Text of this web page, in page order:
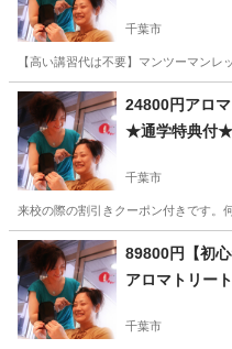
千葉校）
千葉市
【高い講習代は不要】マンツーマン
千葉 千葉市 エステ
24800円アロ
★通学特典付★
千葉校）
千葉市
来校の際の割引きクーポン付きです。
千葉 千葉市 マッサージ
89800円【初
アロマトリー
葉校）
千葉市